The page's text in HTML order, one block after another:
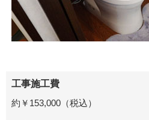
工事施工費
約￥153,000（税込）